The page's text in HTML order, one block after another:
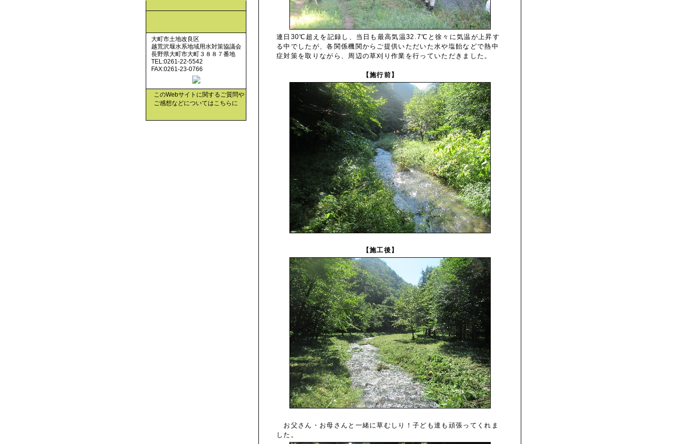
連日30℃超えを記録し、当日も最高気温32.7℃と徐々に気温が上昇す
る中でしたが、各関係機関からご提供いただいた水や塩飴などで熱中
症対策を取りながら、周辺の草刈り作業を行っていただきました。
【施行前】
【施工後】
お父さん・お母さんと一緒に草むしり！子ども達も頑張ってくれま
した。
大町市土地改良区
越荒沢堰水系地域用水対策協議会
長野県大町市大町３８８７番地
TEL:0261-22-5542
FAX:0261-23-0766
このWebサイトに関するご質問や
ご感想などについてはこちらに